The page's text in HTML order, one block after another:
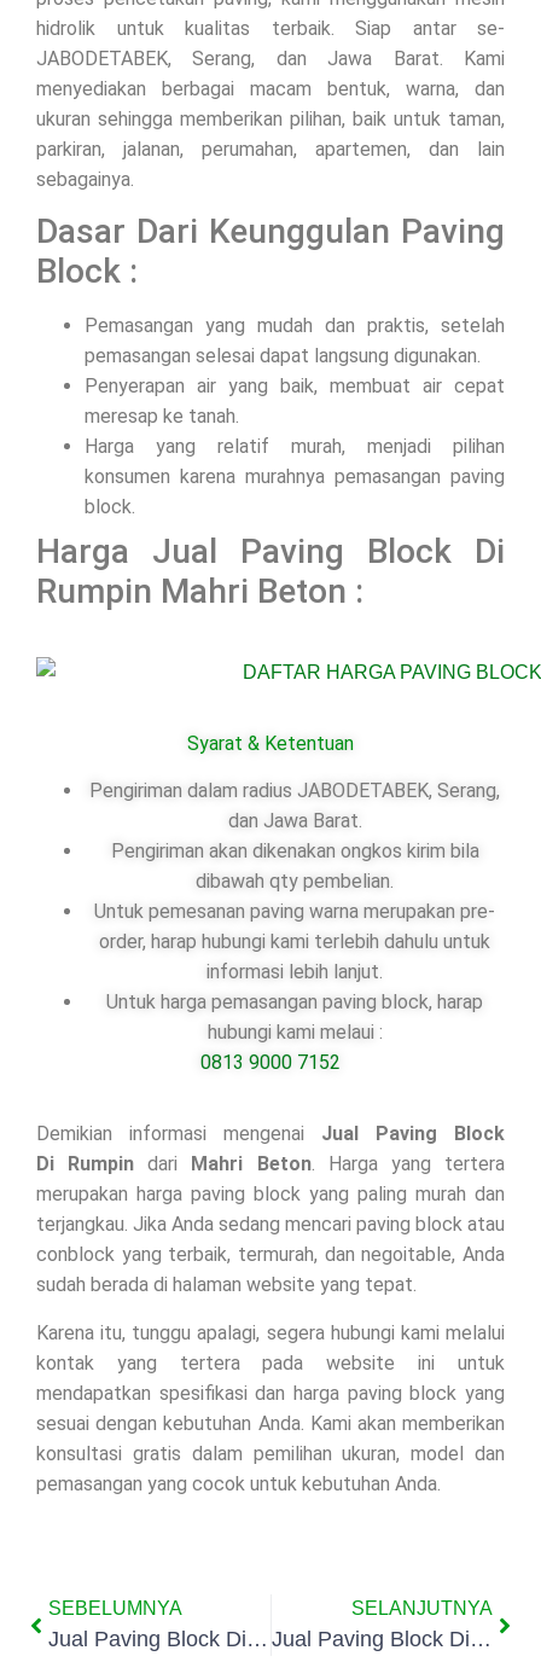
hidrolik untuk kualitas terbaik. Siap antar se-
JABODETABEK, Serang, dan Jawa Barat. Kami
menyediakan berbagai macam bentuk, warna, dan
ukuran sehingga memberikan pilihan, baik untuk taman,
parkiran, jalanan, perumahan, apartemen, dan lain
sebagainya.
Dasar Dari Keunggulan Paving
Block :
Pemasangan yang mudah dan praktis, setelah
pemasangan selesai dapat langsung digunakan.
Penyerapan air yang baik, membuat air cepat
meresap ke tanah.
Harga yang relatif murah, menjadi pilihan
konsumen karena murahnya pemasangan paving
block.
Harga Jual Paving Block Di
Rumpin Mahri Beton :
Syarat & Ketentuan
Pengiriman dalam radius JABODETABEK, Serang,
dan Jawa Barat.
Pengiriman akan dikenakan ongkos kirim bila
dibawah qty pembelian.
Untuk pemesanan paving warna merupakan pre-
order, harap hubungi kami terlebih dahulu untuk
informasi lebih lanjut.
Untuk harga pemasangan paving block, harap
hubungi kami melaui :
0813 9000 7152
Demikian informasi mengenai Jual Paving Block
Di
Rumpindari Mahri Beton. Harga yang tertera
merupakan harga paving block yang paling murah dan
terjangkau. Jika Anda sedang mencari paving block atau
conblock yang terbaik, termurah, dan negoitable, Anda
sudah berada di halaman website yang tepat.
Karena itu, tunggu apalagi, segera hubungi kami melalui
kontak yang tertera pada website ini untuk
mendapatkan spesifikasi dan harga paving block yang
sesuai dengan kebutuhan Anda. Kami akan memberikan
konsultasi gratis dalam pemilihan ukuran, model dan
pemasangan yang cocok untuk kebutuhan Anda.
SEBELUMNYA
Jual Paving Block Di Ranca Bungur
SELANJUTNYA
Jual Paving Block Di Sukamakmur